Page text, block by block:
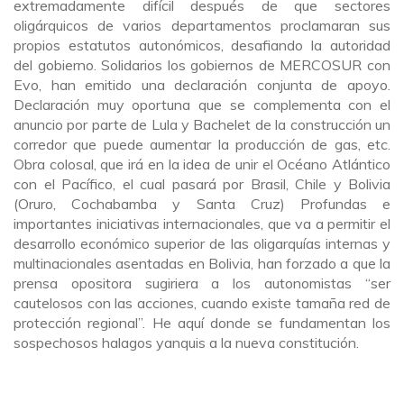
extremadamente difícil después de que sectores
oligárquicos de varios departamentos proclamaran sus
propios estatutos autonómicos, desafiando la autoridad
del gobierno. Solidarios los gobiernos de MERCOSUR con
Evo, han emitido una declaración conjunta de apoyo.
Declaración muy oportuna que se complementa con el
anuncio por parte de Lula y Bachelet de la construcción un
corredor que puede aumentar la producción de gas, etc.
Obra colosal, que irá en la idea de unir el Océano Atlántico
con el Pacífico, el cual pasará por Brasil, Chile y Bolivia
(Oruro, Cochabamba y Santa Cruz) Profundas e
importantes iniciativas internacionales, que va a permitir el
desarrollo económico superior de las oligarquías internas y
multinacionales asentadas en Bolivia, han forzado a que la
prensa opositora sugiriera a los autonomistas “ser
cautelosos con las acciones, cuando existe tamaña red de
protección regional”. He aquí donde se fundamentan los
sospechosos halagos yanquis a la nueva constitución.